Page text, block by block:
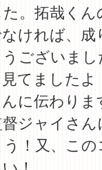
。拓哉くん
ければ、成
ございまし
てましたよ
に伝わりま
ジャイさ
！又、こ